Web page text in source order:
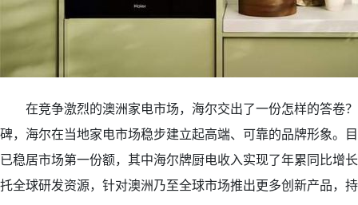
在竞争激烈的澳洲家电市场，海尔交出了一份怎样的答卷？
碑，海尔在当地家电市场稳步建立起高端、可靠的品牌形象。
已稳居市场第一份额，其中海尔牌厨电收入实现了年累同比增
托全球研发资源，针对澳洲乃至全球市场推出更多创新产品，